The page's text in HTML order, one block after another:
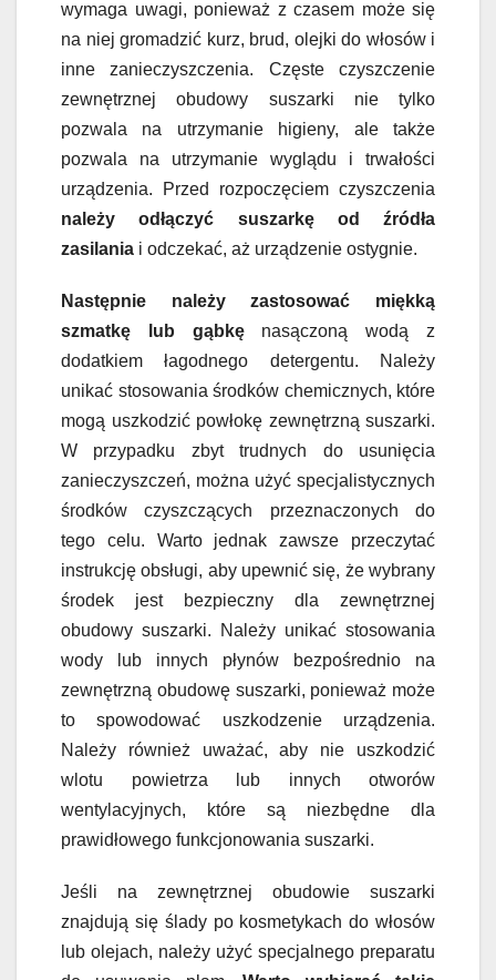
wymaga uwagi, ponieważ z czasem może się
na niej gromadzić kurz, brud, olejki do włosów i
inne zanieczyszczenia. Częste czyszczenie
zewnętrznej obudowy suszarki nie tylko
pozwala na utrzymanie higieny, ale także
pozwala na utrzymanie wyglądu i trwałości
urządzenia. Przed rozpoczęciem czyszczenia
należy odłączyć suszarkę od źródła
zasilania i odczekać, aż urządzenie ostygnie.
Następnie należy zastosować miękką
szmatkę lub gąbkęnasączoną wodą z
dodatkiem łagodnego detergentu. Należy
unikać stosowania środków chemicznych, które
mogą uszkodzić powłokę zewnętrzną suszarki.
W przypadku zbyt trudnych do usunięcia
zanieczyszczeń, można użyć specjalistycznych
środków czyszczących przeznaczonych do
tego celu. Warto jednak zawsze przeczytać
instrukcję obsługi, aby upewnić się, że wybrany
środek jest bezpieczny dla zewnętrznej
obudowy suszarki. Należy unikać stosowania
wody lub innych płynów bezpośrednio na
zewnętrzną obudowę suszarki, ponieważ może
to spowodować uszkodzenie urządzenia.
Należy również uważać, aby nie uszkodzić
wlotu powietrza lub innych otworów
wentylacyjnych, które są niezbędne dla
prawidłowego funkcjonowania suszarki.
Jeśli na zewnętrznej obudowie suszarki
znajdują się ślady po kosmetykach do włosów
lub olejach, należy użyć specjalnego preparatu